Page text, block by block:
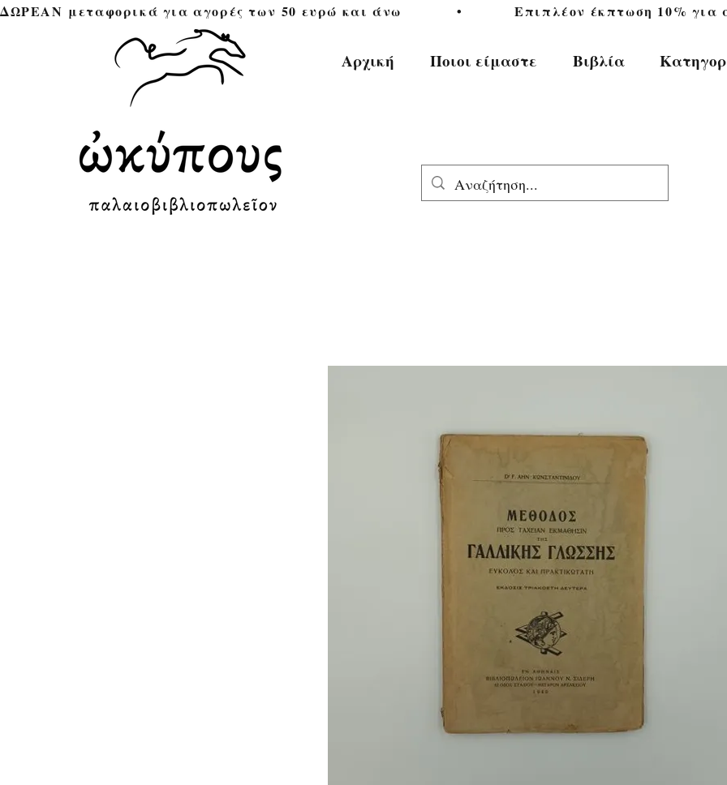
ΔΩΡΕΑΝ μεταφορικά για αγορές των 50 ευρώ και άνω            •           Επιπλέον έκπτωση 10%
Αρχική Ποιοι είμαστε Βιβλία